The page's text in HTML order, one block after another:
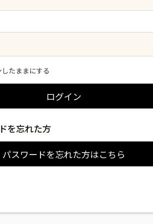
たままにする
ログイン
を忘れた方
パスワードを忘れた方はこちら